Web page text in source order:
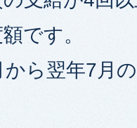
です。
から翌年7月